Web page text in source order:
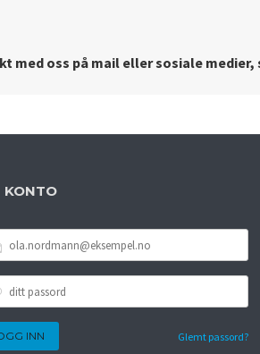
med oss på mail eller sosiale
KONTO
Glemt passord?